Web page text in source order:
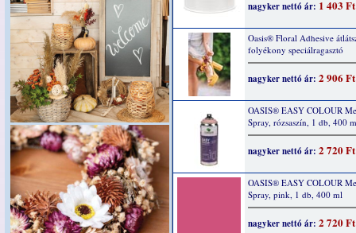
nagyker nettó ár: 1 403 Ft
Oasis® Floral Adhesive
folyékony speciálragasztó
nagyker nettó ár: 2 906 Ft
OASIS® EASY COLOUR
Spray, rózsaszín, 1 db, 400
nagyker nettó ár: 2 720 Ft
OASIS® EASY COLOUR
Spray, pink, 1 db, 400 ml
nagyker nettó ár: 2 720 Ft